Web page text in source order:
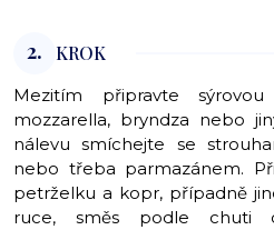
2. KROK
Mezitím připravte
mozzarella, bryndza nebo
nálevu smíchejte se
nebo třeba parmazánem.
petrželku a kopr, případně
ruce, směs podle chuti